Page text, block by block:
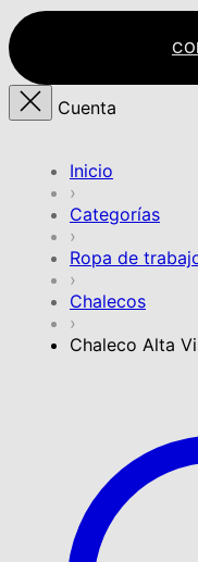
Cuenta
Inicio
›
Categorías
›
Ropa de
›
Chalecos
›
Chaleco Alta